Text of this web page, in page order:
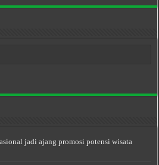
jadi ajang promosi potensi wisata